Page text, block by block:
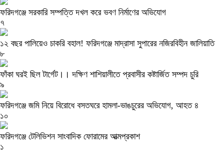
ফরিদগঞ্জে সরকারি সম্পত্তি দখল করে ভবণ নির্মাণের অভিযোগ
৭
১২ বছর পালিয়েও চাকরি বহাল! ফরিদগঞ্জে মাদ্রাসা সুপারের নজিরবিহীন জালিয়াতি
৮
ফাঁকা ঘরই ছিল টার্গেট।। দক্ষিণ শাশিয়ালীতে প্রবাসীর কষ্টার্জিত সম্পদ চুরি
৯
ফরিদগঞ্জে জমি নিয়ে বিরোধে বসতঘরে হামলা-ভাঙচুরের অভিযোগ, আহত ৪
১০
ফরিদগঞ্জে টেলিভিশন সাংবাদিক ফোরামের আত্মপ্রকাশ
১